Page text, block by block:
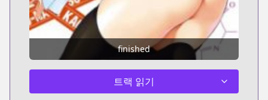
finished
트랙 읽기